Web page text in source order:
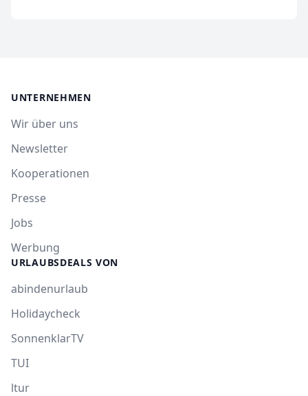
UNTERNEHMEN
Wir über uns
Newsletter
Kooperationen
Presse
Jobs
Werbung
URLAUBSDEALS VON
abindenurlaub
Holidaycheck
SonnenklarTV
TUI
ltur